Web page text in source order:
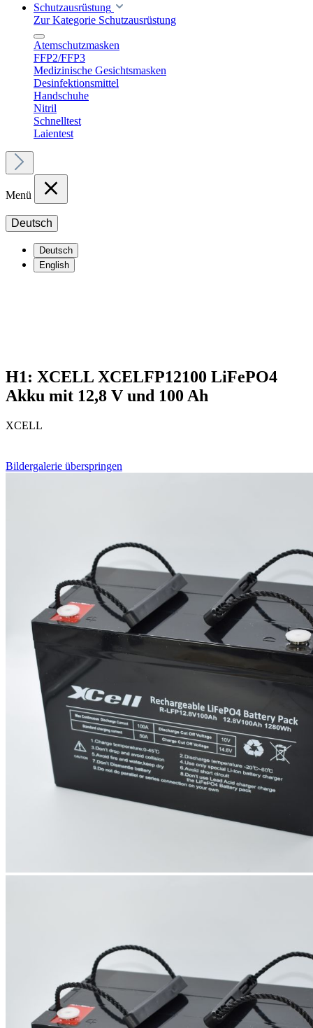
Schutzausrüstung
Zur Kategorie Schutzausrüstung
Atemschutzmasken
FFP2/FFP3
Medizinische Gesichtsmasken
Desinfektionsmittel
Handschuhe
Nitril
Schnelltest
Laientest
Menü
Deutsch
Deutsch
English
H1: XCELL XCELFP12100 LiFePO4
Akku mit 12,8 V und 100 Ah
XCELL
Bildergalerie überspringen